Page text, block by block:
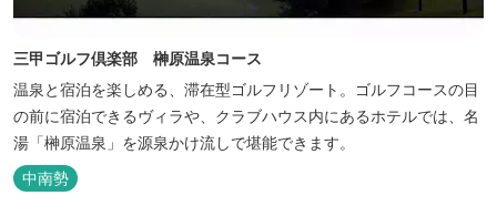
三甲ゴルフ倶楽部 榊原温泉コース
温泉と宿泊を楽しめる、滞在型ゴルフリゾート。ゴルフコースの目
の前に宿泊できるヴィラや、クラブハウス内にあるホテルでは、名
湯「榊原温泉」を源泉かけ流しで堪能できます。
中南勢